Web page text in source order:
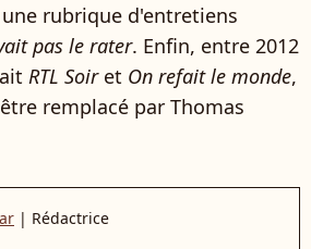
rubrique d'entretiens
pas le rater. Enfin, entre 2012
RTL Soiret On refait le monde,
remplacé par Thomas
| Rédactrice